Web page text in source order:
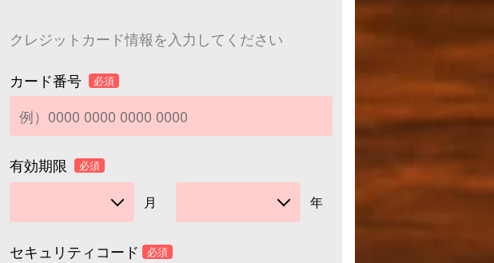
クレジットカード情報を入力してください
カード番号
必須
有効期限 必須
月 年
セキュリティコード 必須